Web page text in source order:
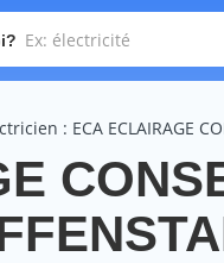
: ECA ECLAIRAGE